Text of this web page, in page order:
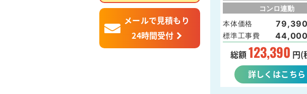
メールで見積もり
24時間受付
コンロ連動
本体価格
79,390
標準工事費 44,000
総額123,390 円(
詳しくはこちら